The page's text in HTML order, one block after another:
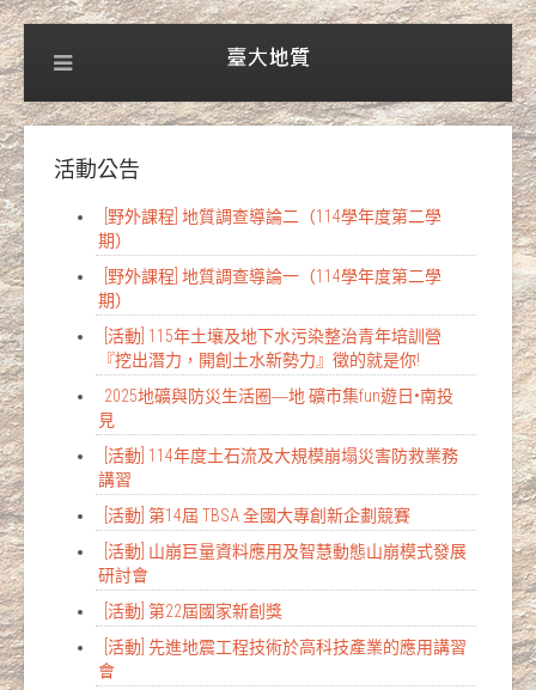
活動公告
[野外課程] 地質調查導論二（114學年度第二學
期）
[野外課程] 地質調查導論一（114學年度第二學
期）
[活動] 115年土壤及地下水污染整治青年培訓營
『挖出潛力，開創土水新勢力』徵的就是你!
2025地礦與防災生活圈―地 礦市集fun遊日•南投
見
[活動] 114年度土石流及大規模崩塌災害防救業務
講習
[活動] 第14屆 TBSA 全國大專創新企劃競賽
[活動] 山崩巨量資料應用及智慧動態山崩模式發展
研討會
[活動] 第22屆國家新創獎
[活動] 先進地震工程技術於高科技產業的應用講習
會